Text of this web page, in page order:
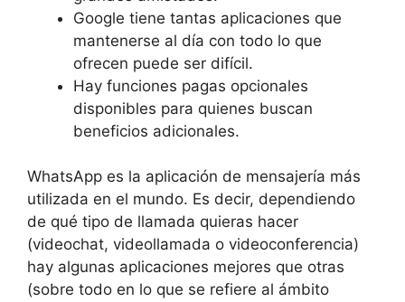
Google tiene tantas aplicaciones que
mantenerse al día con todo lo que
ofrecen puede ser difícil.
Hay funciones pagas opcionales
disponibles para quienes buscan
beneficios adicionales.
WhatsApp es la aplicación de mensajería más
utilizada en el mundo. Es decir, dependiendo
de qué tipo de llamada quieras hacer
(videochat, videollamada o videoconferencia)
hay algunas aplicaciones mejores que otras
(sobre todo en lo que se refiere al ámbito